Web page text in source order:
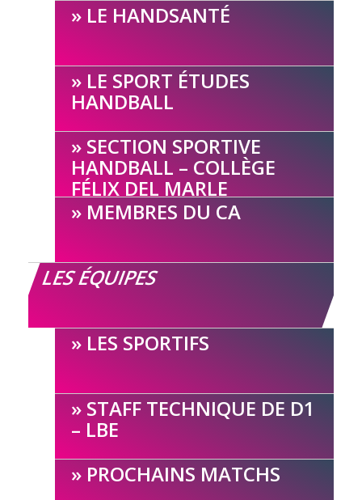
LE HANDSANTÉ
LE SPORT ÉTUDES
HANDBALL
SECTION SPORTIVE
HANDBALL – COLLÈGE
FÉLIX DEL MARLE
MEMBRES DU CA
LES ÉQUIPES
LES SPORTIFS
STAFF TECHNIQUE DE D1
– LBE
PROCHAINS MATCHS